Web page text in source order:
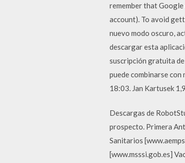
remember that
account). To avoid
nuevo modo oscuro,
descargar esta
suscripción gratuita
puede combinarse
18:03. Jan Kartusek
Descargas de
prospecto. Primera
Sanitarios
[www.msssi.gob.es]